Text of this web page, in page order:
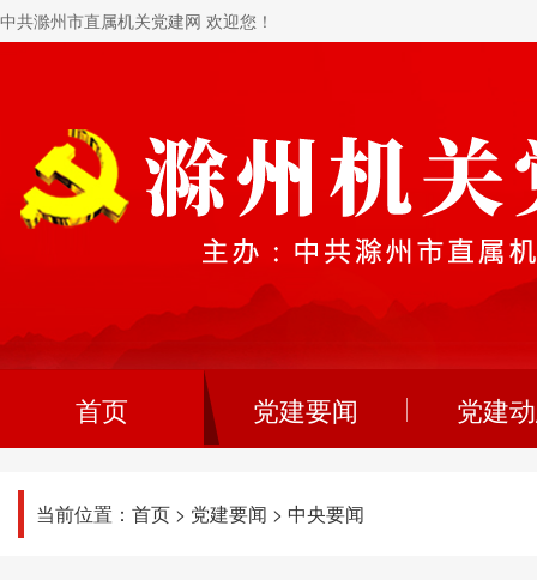
中共滁州市直属机关党建网 欢迎您！
首页 党建要闻 党建
当前位置： 首页 > 党建要闻 > 中央要闻